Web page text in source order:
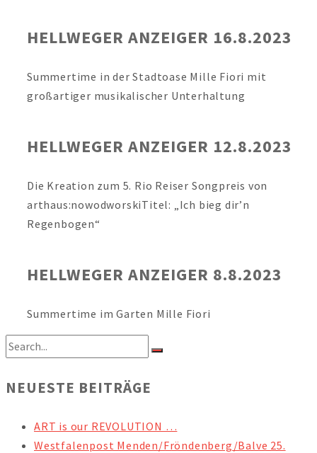
HELLWEGER ANZEIGER 16.8.2023
Summertime in der Stadtoase Mille Fiori mit
großartiger musikalischer Unterhaltung
HELLWEGER ANZEIGER 12.8.2023
Die Kreation zum 5. Rio Reiser Songpreis von
arthaus:nowodworskiTitel: „Ich bieg dir’n
Regenbogen“
HELLWEGER ANZEIGER 8.8.2023
Summertime im Garten Mille Fiori
NEUESTE BEITRÄGE
ART is our REVOLUTION …
Westfalenpost Menden/Fröndenberg/Balve 25.